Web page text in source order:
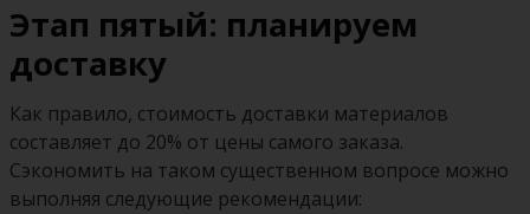
Этап пятый: планируем
доставку
Как правило, стоимость доставки материалов
составляет до 20% от цены самого заказа.
Сэкономить на таком существенном вопросе можно
выполняя следующие рекомендации: